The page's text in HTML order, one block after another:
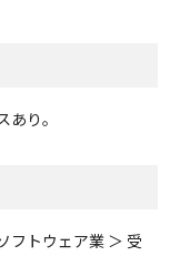
り。
フトウェア業 ＞ 受